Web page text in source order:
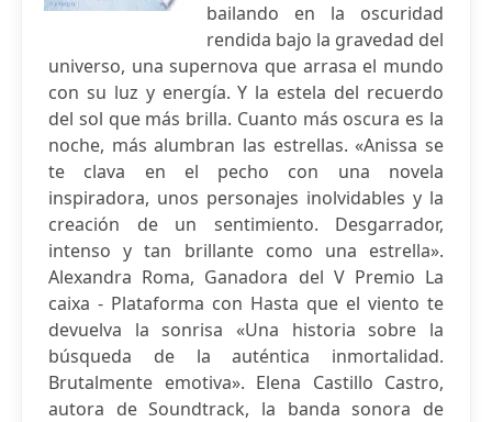
bailando en la oscuridad
rendida bajo la gravedad del
universo, una supernova que arrasa el mundo
con su luz y energía. Y la estela del recuerdo
del sol que más brilla. Cuanto más oscura es la
noche, más alumbran las estrellas. «Anissa se
te clava en el pecho con una novela
inspiradora, unos personajes inolvidables y la
creación de un sentimiento. Desgarrador,
intenso y tan brillante como una estrella».
Alexandra Roma, Ganadora del V Premio La
caixa - Plataforma con Hasta que el viento te
devuelva la sonrisa «Una historia sobre la
búsqueda de la auténtica inmortalidad.
Brutalmente emotiva». Elena Castillo Castro,
autora de Soundtrack, la banda sonora de